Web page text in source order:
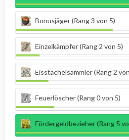
Bonusjäger (Rang 3 von 5)
Einzelkämpfer (Rang 2 von 5)
Eisstachelsammler (Rang 2
Feuerlöscher (Rang 0 von 5)
Fördergeldbezieher (Rang 5